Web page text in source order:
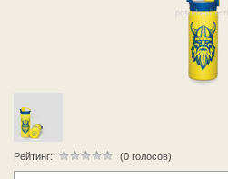
Рейтинг: (0 голосов)